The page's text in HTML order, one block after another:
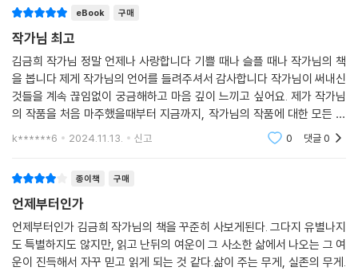
eBook 구매
작가님 최고
김금희 작가님 정말 언제나 사랑합니다 기쁠 때나 슬플 때나 작가님의 책
을 봅니다 제게 작가님의 언어를 들려주셔서 감사합니다 작가님이 써내신
것들을 계속 끊임없이 궁금해하고 마음 깊이 느끼고 싶어요. 제가 작가님
의 작품을 처음 마주했을때부터 지금까지, 작가님의 작품에 대한 모든 것
들은 알아내고 알아내도 또 다시 뼈저리게 느끼고 그 인간 삶의 자비란 것
k******6 2024.11.13. 신고 0 댓글0
종이책 구매
언제부터인가
언제부터인가 김금희 작가님의 책을 꾸준히 사보게된다. 그다지 유별나지
도 특별하지도 않지만, 읽고 난뒤의 여운이 그 사소한 삶에서 나오는 그 여
운이 진득해서 자꾸 믿고 읽게 되는 것 같다.삶이 주는 무게, 실존의 무게.